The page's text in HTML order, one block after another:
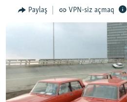
QANUNI DOĞRU
VIDEO
FOTOQALEREYA
İNFOQRAFIKA
RADIO ARXIV
OXU ZALI
AZƏRBAYCAN ƏDƏBIYYATI KITABXANASI
HAQQIMIZDA
MISSIYAMIZ
Paylaş VPN-siz açmaq